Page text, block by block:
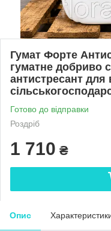
Гумат Форте
гуматне добриво
антистресант для
Готово до відправки
Роздріб
1 710 ₴
Опис